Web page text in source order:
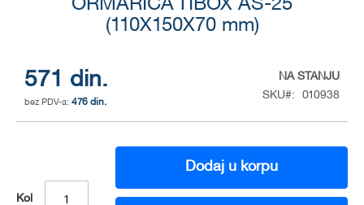
ORMARICA TIBOX AS-25
(110X150X70 mm)
571 din.
476 din.
NA STANJU
SKU
010938
Kol
Dodaj u korpu
images
gallery